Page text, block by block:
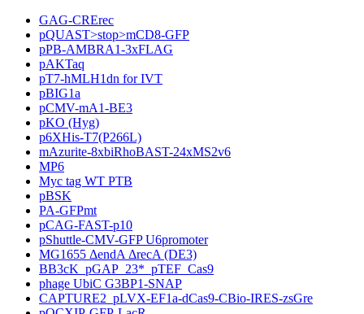
GAG-CRErec
pQUAST>stop>mCD8-GFP
pPB-AMBRA1-3xFLAG
pAKTaq
pT7-hMLH1dn for IVT
pBIG1a
pCMV-mA1-BE3
pKO (Hyg)
p6XHis-T7(P266L)
mAzurite-8xbiRhoBAST-24xMS2v6
MP6
Myc tag WT PTB
pBSK
PA-GFPmt
pCAG-FAST-p10
pShuttle-CMV-GFP U6promoter
MG1655 ΔendA ΔrecA (DE3)
BB3cK_pGAP_23*_pTEF_Cas9
phage UbiC G3BP1-SNAP
CAPTURE2_pLVX-EF1a-dCas9-CBio-IRES-zsGre